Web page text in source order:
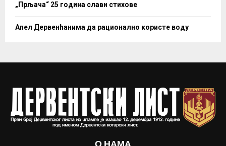
„Прљача“ 25 година слави стихове
Апел Дервенћанима да рационално користе воду